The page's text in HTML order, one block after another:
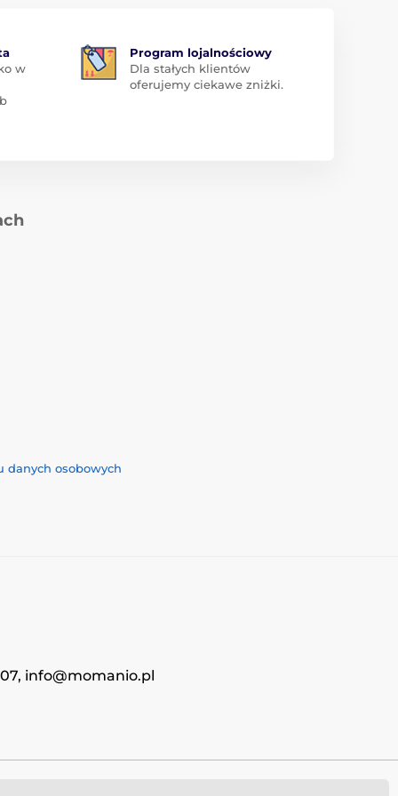
w
Program lojalnościowy
Dla stałych klientów
oferujemy ciekawe zniżki.
danych osobowych
info@momanio.pl